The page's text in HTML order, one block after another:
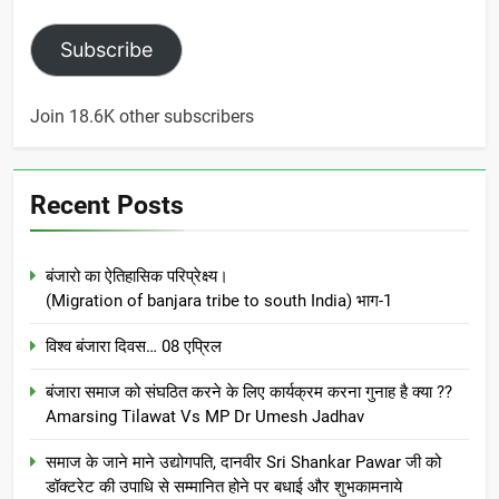
Subscribe
Join 18.6K other subscribers
Recent Posts
बंजारो का ऐतिहासिक परिप्रेक्ष्य।
(Migration of banjara tribe to south India) भाग-1
विश्व बंजारा दिवस… 08 एप्रिल
बंजारा समाज को संघठित करने के लिए कार्यक्रम करना गुनाह है क्या ??
Amarsing Tilawat Vs MP Dr Umesh Jadhav
समाज के जाने माने उद्योगपति, दानवीर Sri Shankar Pawar जी को
डॉक्टरेट की उपाधि से सम्मानित होने पर बधाई और शुभकामनाये